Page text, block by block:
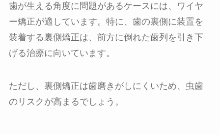
歯が生える角度に問題があるケースには、ワイヤ
ー矯正が適しています。特に、歯の裏側に装置を
装着する裏側矯正は、前方に倒れた歯列を引き下
げる治療に向いています。
ただし、裏側矯正は歯磨きがしにくいため、虫歯
のリスクが高まるでしょう。